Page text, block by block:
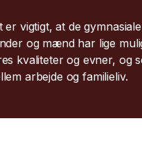
er vigtigt, at de
og mænd har lige
kvaliteter og evner, og
arbejde og familieliv.